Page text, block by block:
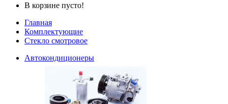
В корзине пусто!
Главная
Комплектующие
Стекло смотровое
Автокондиционеры